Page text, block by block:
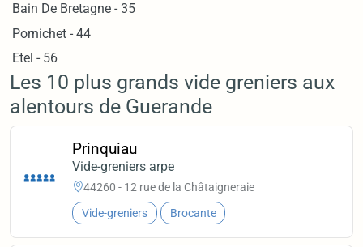
Bain De Bretagne - 35
Pornichet - 44
Etel - 56
Les 10 plus grands vide greniers aux
alentours de Guerande
Prinquiau
Vide-greniers arpe
44260 - 12 rue de la Châtaigneraie
Vide-greniers Brocante